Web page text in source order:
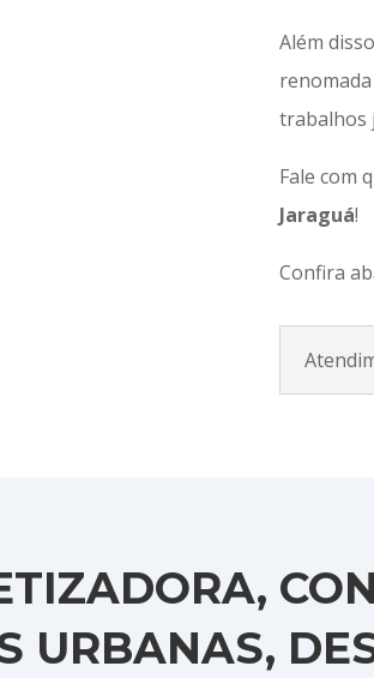
Além
renomada
trabalhos
Fale com
Jaraguá!
Confira
URBANAS,